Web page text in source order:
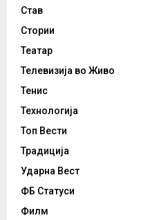
Став
Стории
Театар
Телевизија во Живо
Тенис
Технологија
Топ Вести
Традиција
Ударна Вест
ФБ Статуси
Филм